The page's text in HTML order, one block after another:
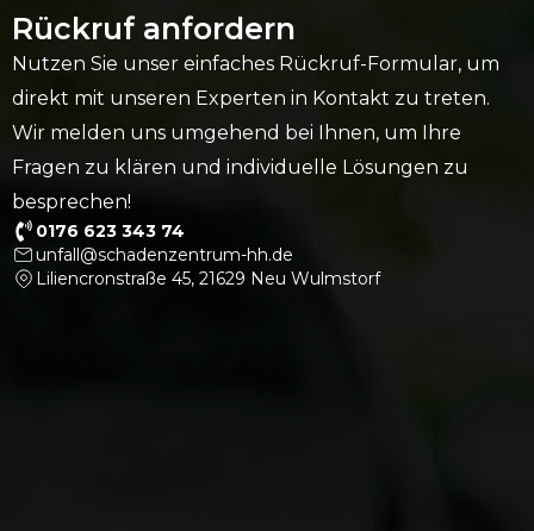
Rückruf anfordern
Nutzen Sie unser einfaches Rückruf-Formular, um
direkt mit unseren Experten in Kontakt zu treten.
Wir melden uns umgehend bei Ihnen, um Ihre
Fragen zu klären und individuelle Lösungen zu
besprechen!
0176 623 343 74
unfall@schadenzentrum-hh.de
Liliencronstraße 45, 21629 Neu Wulmstorf